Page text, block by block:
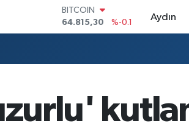
DOLAR
47,7436
%0.18
EURO
6660.55
%0
BİST100
13.779
%-14
Aydın